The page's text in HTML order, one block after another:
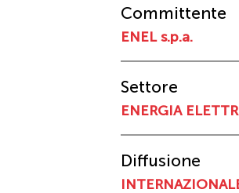
Committente
ENEL s.p.a.
Settore
ENERGIA
Diffusione